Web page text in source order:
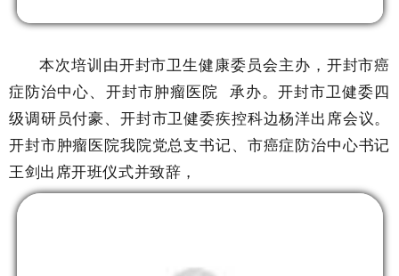
本次培训由开封市卫生健康委员会主办，开封市癌
症防治中心、 开封市肿瘤医院 承办。 开封市卫健委四
级调研员付豪、 开封市卫健委疾控科边杨洋出席会议。
开封市肿瘤医院我院党总支书记、市癌症防治中心书记
王剑出席开班仪式并致辞，